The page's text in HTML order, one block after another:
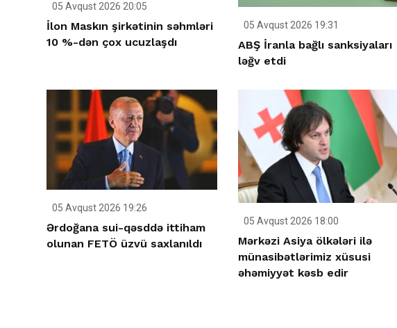
05 Avqust 2026 20:05
İlon Maskın şirkətinin səhmləri
10 %-dən çox ucuzlaşdı
05 Avqust 2026 19:31
ABŞ İranla bağlı sanksiyaları
ləğv etdi
05 Avqust 2026 19:26
Ərdoğana sui-qəsddə ittiham
olunan FETÖ üzvü saxlanıldı
05 Avqust 2026 18:00
Mərkəzi Asiya ölkələri ilə
münasibətlərimiz xüsusi
əhəmiyyət kəsb edir